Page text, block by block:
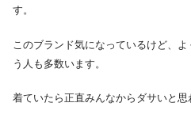
す。
このブランド気になっているけど、
う人も多数います。
着ていたら正直みんなからダサいと思